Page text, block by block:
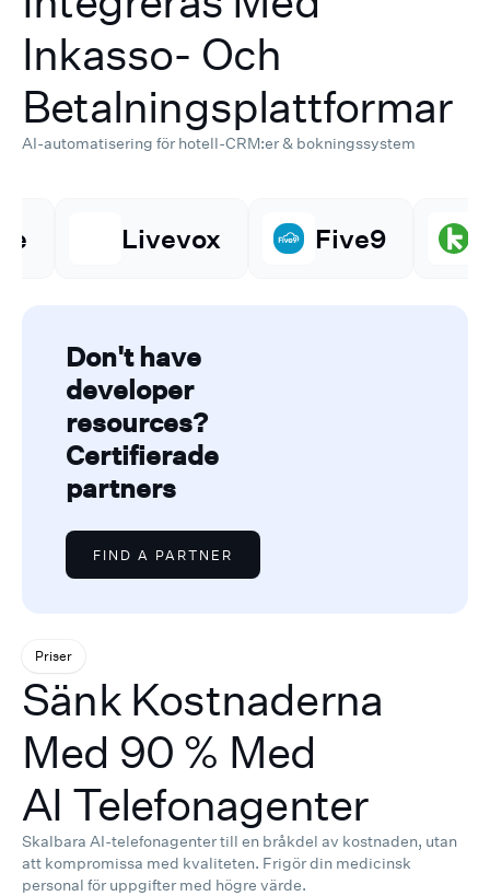
Inkasso- Och
Betalningsplattformar
AI-automatisering för hotell-CRM:er & bokningssystem
Five9 Keap
Don't have
developer
resources?
Certifierade
partners
FIND A PARTNER
Priser
Sänk Kostnaderna
Med 90 % Med
AI Telefonagenter
Skalbara AI-telefonagenter till en bråkdel av kostnaden, utan
att kompromissa med kvaliteten. Frigör din medicinsk
personal för uppgifter med högre värde.